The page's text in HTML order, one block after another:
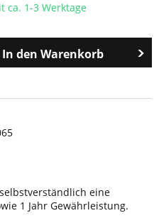
ca. 1-3 Werktage
In den Warenkorb
eine
1 Jahr Gewährleistung.